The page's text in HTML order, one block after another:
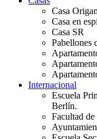
Casa
Casa en
Casa SR
Pabellones
Internacional
Escuela
Berlín.
Facultad